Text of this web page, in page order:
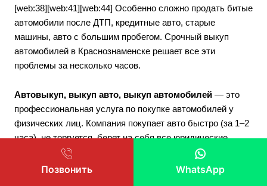
[web:38][web:41][web:44] Особенно сложно продать битые
автомобили после ДТП, кредитные авто, старые
машины, авто с большим пробегом. Срочный выкуп
автомобилей в Краснознаменске решает все эти
проблемы за несколько часов.
Автовыкуп, выкуп авто, выкуп автомобилей — это
профессиональная услуга по покупке автомобилей у
физических лиц. Компания покупает авто быстро (за 1–2
часа), не торгуется, берет на себя все юридические
вопросы, оплачивает сразу в полном объеме, организует
эвакуацию.Позвонить WhatsApp